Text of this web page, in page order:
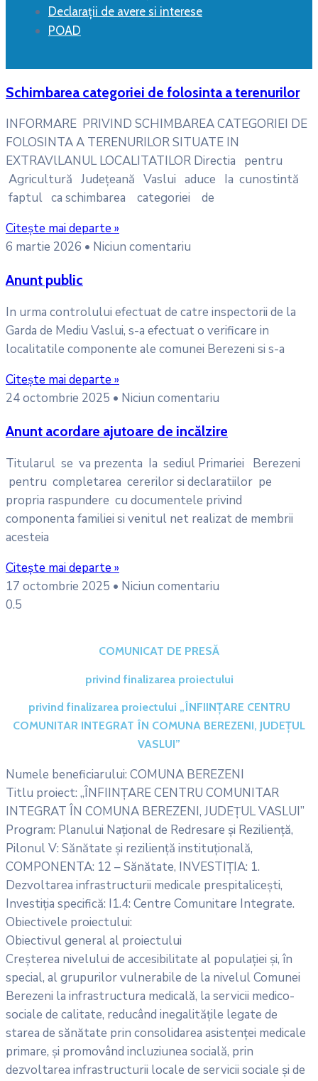
Declarații de avere si interese
POAD
Schimbarea categoriei de folosinta a terenurilor
INFORMARE PRIVIND SCHIMBAREA CATEGORIEI DE
FOLOSINTA A TERENURILOR SITUATE IN
EXTRAVlLANUL LOCALITATILOR Directia pentru
Agricultură Județeană Vaslui aduce Ia cunostintă
faptul ca schimbarea categoriei de
Citește mai departe »
6 martie 2026
Niciun comentariu
Anunt public
In urma controlului efectuat de catre inspectorii de la
Garda de Mediu Vaslui, s-a efectuat o verificare in
localitatile componente ale comunei Berezeni si s-a
Citește mai departe »
24 octombrie 2025
Niciun comentariu
Anunt acordare ajutoare de incălzire
Titularul se va prezenta Ia sediul Primariei Berezeni
pentru completarea cererilor si declaratiilor pe
propria raspundere cu documentele privind
componenta familiei si venitul net realizat de membrii
acesteia
Citește mai departe »
17 octombrie 2025
Niciun comentariu
COMUNICAT DE PRESĂ
privind finalizarea proiectului
privind finalizarea proiectului „ÎNFIINȚARE CENTRU
COMUNITAR INTEGRAT ÎN COMUNA BEREZENI, JUDEȚUL
VASLUI”
Numele beneficiarului: COMUNA BEREZENI
Titlu proiect: „ÎNFIINȚARE CENTRU COMUNITAR
INTEGRAT ÎN COMUNA BEREZENI, JUDEȚUL VASLUI”
Program: Planului Național de Redresare și Reziliență,
Pilonul V: Sănătate și reziliență instituțională,
COMPONENTA: 12 – Sănătate, INVESTIȚIA: 1.
Dezvoltarea infrastructurii medicale prespitalicești,
Investiția specifică: I1.4: Centre Comunitare Integrate.
Obiectivele proiectului:
Obiectivul general al proiectului
Creșterea nivelului de accesibilitate al populației și, în
special, al grupurilor vulnerabile de la nivelul Comunei
Berezeni la infrastructura medicală, la servicii medico-
sociale de calitate, reducând inegalitățile legate de
starea de sănătate prin consolidarea asistenței medicale
primare, și promovând incluziunea socială, prin
dezvoltarea infrastructurii locale de servicii sociale și de